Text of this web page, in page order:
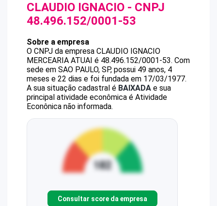
CLAUDIO IGNACIO - CNPJ
48.496.152/0001-53
Sobre a empresa
O CNPJ da empresa CLAUDIO IGNACIO
MERCEARIA ATUAI é 48.496.152/0001-53. Com
sede em SAO PAULO, SP, possui 49 anos, 4
meses e 22 dias e foi fundada em 17/03/1977.
A sua situação cadastral é BAIXADA e sua
principal atividade econômica é Atividade
Econônica não informada.
Consultar score da empresa